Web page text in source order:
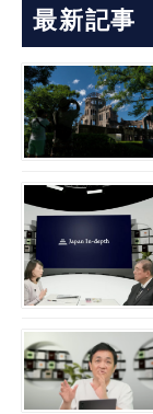
最新記事